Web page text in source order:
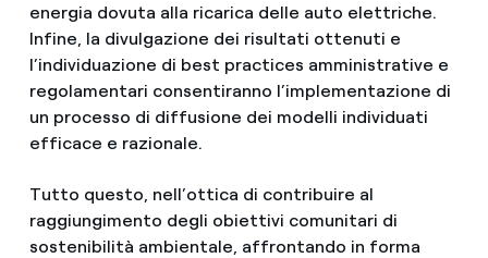
energia dovuta alla ricarica delle auto elettriche.
Infine, la divulgazione dei risultati ottenuti e
l’individuazione di best practices amministrative e
regolamentari consentiranno l’implementazione di
un processo di diffusione dei modelli individuati
efficace e razionale.
Tutto questo, nell’ottica di contribuire al
raggiungimento degli obiettivi comunitari di
sostenibilità ambientale, affrontando in forma